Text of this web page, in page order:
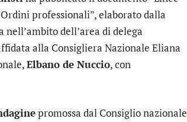
professionali”, elaborato dalla
nell’ambito dell’area di delega
alla Consigliera Nazionale Eliana
Elbano de Nuccio, con
promossa dal Consiglio nazionale